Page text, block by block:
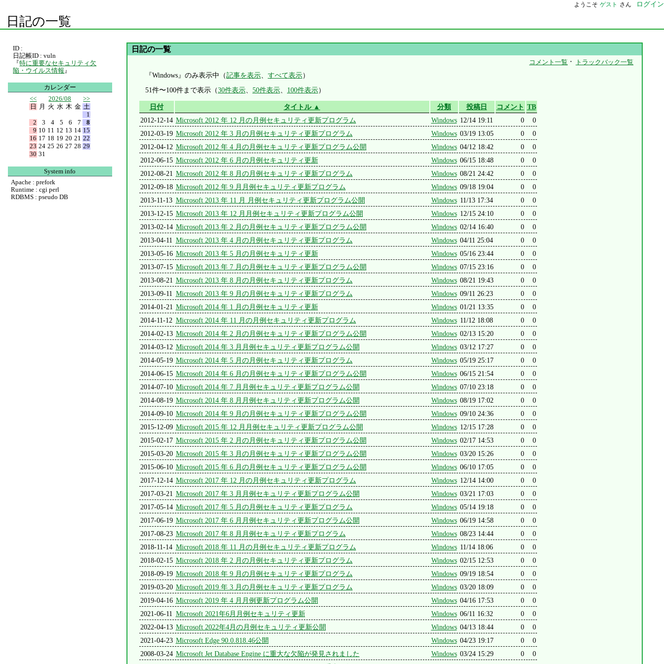
ようこそ ゲスト さん ログイン
日記の一覧
日記の一覧
コメント一覧 ・ トラックバック一覧
『Windows』のみ表示中（記事を表示、 すべて表示）
51件〜100件まで表示（30件表示、 50件表示、 100件表示）
日付 タイトル ▲ 分類 投稿日 コメント TB
2012-12-14 Microsoft 2012 年 12 月の月例セキュリティ更新プログラム Windows 12/14 19:11 0
0
2012-03-19 Microsoft 2012 年 3 月の月例セキュリティ更新プログラム Windows 03/19 13:05 0
0
2012-04-12 Microsoft 2012 年 4 月の月例セキュリティ更新プログラム公開 Windows 04/12 18:42 0
0
2012-06-15 Microsoft 2012 年 6 月の月例セキュリティ更新 Windows 06/15 18:48 0
0
2012-08-21 Microsoft 2012 年 8 月の月例セキュリティ更新プログラム Windows 08/21 24:42 0
0
2012-09-18 Microsoft 2012 年 9 月月例セキュリティ更新プログラム Windows 09/18 19:04 0
0
2013-11-13 Microsoft 2013 年 11 月 月例セキュリティ更新プログラム公開 Windows 11/13 17:34 0
0
2013-12-15 Microsoft 2013 年 12 月月例セキュリティ更新プログラム公開 Windows 12/15 24:10 0
0
2013-02-14 Microsoft 2013 年 2 月の月例セキュリティ更新プログラム公開 Windows 02/14 16:40 0
0
2013-04-11 Microsoft 2013 年 4 月の月例セキュリティ更新プログラム Windows 04/11 25:04 0
0
2013-05-16 Microsoft 2013 年 5 月の月例セキュリティ更新 Windows 05/16 23:44 0
0
2013-07-15 Microsoft 2013 年 7 月の月例セキュリティ更新プログラム公開 Windows 07/15 23:16 0
0
2013-08-21 Microsoft 2013 年 8 月の月例セキュリティ更新プログラム Windows 08/21 19:43 0
0
2013-09-11 Microsoft 2013 年 9 月の月例セキュリティ更新プログラム Windows 09/11 26:23 0
0
2014-01-21 Microsoft 2014 年 1 月の月例セキュリティ更新 Windows 01/21 13:35 0
0
2014-11-12 Microsoft 2014 年 11 月の月例セキュリティ更新プログラム Windows 11/12 18:08 0
0
2014-02-13 Microsoft 2014 年 2 月の月例セキュリティ更新プログラム公開 Windows 02/13 15:20 0
0
2014-03-12 Microsoft 2014 年 3 月月例セキュリティ更新プログラム公開 Windows 03/12 17:27 0
0
2014-05-19 Microsoft 2014 年 5 月の月例セキュリティ更新プログラム Windows 05/19 25:17 0
0
2014-06-15 Microsoft 2014 年 6 月の月例セキュリティ更新プログラム公開 Windows 06/15 21:54 0
0
2014-07-10 Microsoft 2014 年 7 月月例セキュリティ更新プログラム公開 Windows 07/10 23:18 0
0
2014-08-19 Microsoft 2014 年 8 月月例セキュリティ更新プログラム公開 Windows 08/19 17:02 0
0
2014-09-10 Microsoft 2014 年 9 月の月例セキュリティ更新プログラム公開 Windows 09/10 24:36 0
0
2015-12-09 Microsoft 2015 年 12 月月例セキュリティ更新プログラム公開 Windows 12/15 17:28 0
0
2015-02-17 Microsoft 2015 年 2 月の月例セキュリティ更新プログラム公開 Windows 02/17 14:53 0
0
2015-03-20 Microsoft 2015 年 3 月の月例セキュリティ更新プログラム公開 Windows 03/20 15:26 0
0
2015-06-10 Microsoft 2015 年 6 月の月例セキュリティ更新プログラム公開 Windows 06/10 17:05 0
0
2017-12-14 Microsoft 2017 年 12 月の月例セキュリティ更新プログラム Windows 12/14 14:00 0
0
2017-03-21 Microsoft 2017 年 3 月月例セキュリティ更新プログラム公開 Windows 03/21 17:03 0
0
2017-05-14 Microsoft 2017 年 5 月の月例セキュリティ更新プログラム Windows 05/14 19:18 0
0
2017-06-19 Microsoft 2017 年 6 月月例セキュリティ更新プログラム公開 Windows 06/19 14:58 0
0
2017-08-23 Microsoft 2017 年 8 月月例セキュリティ更新プログラム Windows 08/23 14:44 0
0
2018-11-14 Microsoft 2018 年 11 月の月例セキュリティ更新プログラム Windows 11/14 18:06 0
0
2018-02-15 Microsoft 2018 年 2 月の月例セキュリティ更新プログラム Windows 02/15 12:53 0
0
2018-09-19 Microsoft 2018 年 9 月の月例セキュリティ更新プログラム Windows 09/19 18:54 0
0
2019-03-20 Microsoft 2019 年 3 月の月例セキュリティ更新プログラム Windows 03/20 18:09 0
0
2019-04-16 Microsoft 2019 年 4 月月例更新プログラム公開 Windows 04/16 17:53 0
0
2021-06-11 Microsoft 2021年6月月例セキュリティ更新 Windows 06/11 16:32 0
0
2022-04-13 Microsoft 2022年4月の月例セキュリティ更新公開 Windows 04/13 18:44 0
0
2021-04-23 Microsoft Edge 90.0.818.46公開 Windows 04/23 19:17 0
0
2008-03-24 Microsoft Jet Database Engine に重大な欠陥が発見されました Windows 03/24 15:29 0
0
ID :
日記帳ID : vuln
『特に重要なセキュリティ欠
陥・ウイルス情報 』
カレンダー
<<
2026/08
>>
日
月 火 水 木 金 土
1
2
3 4 5 6 7
8
9 10 11 12 13 14 15
16 17 18 19 20 21 22
23 24 25 26 27 28 29
30 31
System info
Apache : prefork
Runtime : cgi perl
RDBMS : pseudo DB